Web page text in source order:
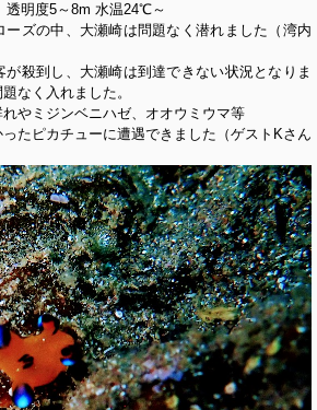
明度5～8m 水温24℃～
ズの中、大瀬崎は問題なく潜れました（湾内
殺到し、大瀬崎は到達できない状況となりま
なく入れました。
やミジンベニハゼ、オオウミウマ等
たピカチューに遭遇できました（ゲストKさん